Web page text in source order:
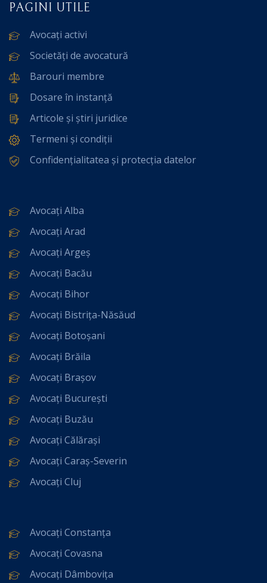
PAGINI UTILE
Avocați activi
Societăți de avocatură
Barouri membre
Dosare în instanță
Articole și știri juridice
Termeni și condiții
Confidențialitatea și protecția datelor
Avocați Alba
Avocați Arad
Avocați Argeș
Avocați Bacău
Avocați Bihor
Avocați Bistrița-Năsăud
Avocați Botoșani
Avocați Brăila
Avocați Brașov
Avocați București
Avocați Buzău
Avocați Călărași
Avocați Caraș-Severin
Avocați Cluj
Avocați Constanța
Avocați Covasna
Avocați Dâmbovița